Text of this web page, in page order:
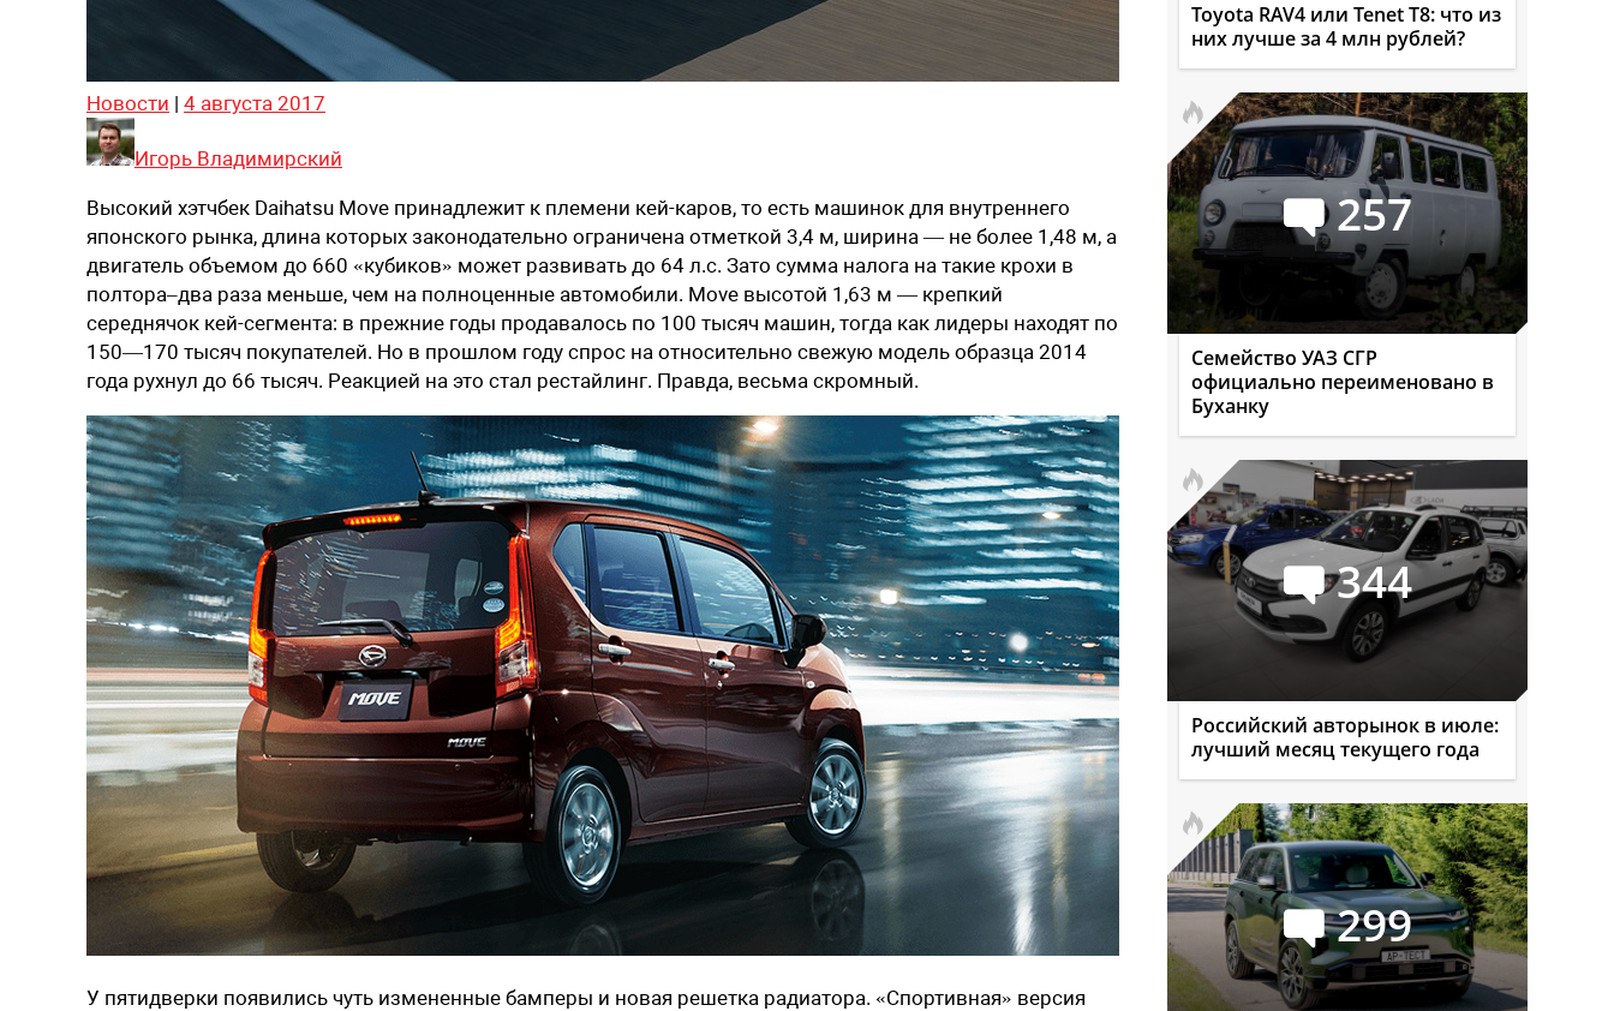
Новости | 4 августа 2017
Игорь Владимирский
Высокий хэтчбек Daihatsu Move принадлежит к племени кей-каров, то есть машинок для внутреннего
японского рынка, длина которых законодательно ограничена отметкой 3,4 м, ширина — не более 1,48 м, а
двигатель объемом до 660 «кубиков» может развивать до 64 л.с. Зато сумма налога на такие крохи в
полтора–два раза меньше, чем на полноценные автомобили. Move высотой 1,63 м — крепкий
середнячок кей-сегмента: в прежние годы продавалось по 100 тысяч машин, тогда как лидеры находят по
150—170 тысяч покупателей. Но в прошлом году спрос на относительно свежую модель образца 2014
года рухнул до 66 тысяч. Реакцией на это стал рестайлинг. Правда, весьма скромный.
У пятидверки появились чуть измененные бамперы и новая решетка радиатора. «Спортивная» версия
Toyota RAV4 или Tenet T8: что из
них лучше за 4 млн рублей?
257
Семейство УАЗ СГР
официально переименовано в
Буханку
344
Российский авторынок в июле:
лучший месяц текущего года
299